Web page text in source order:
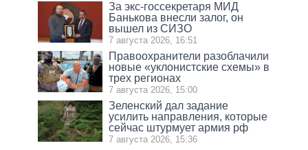
За экс-госсекретаря МИД
Банькова внесли залог, он
вышел из СИЗО
7 августа 2026, 16:51
Правоохранители разоблачили
новые «уклонистские схемы» в
трех регионах
7 августа 2026, 15:00
Зеленский дал задание
усилить направления, которые
сейчас штурмует армия рф
7 августа 2026, 15:36